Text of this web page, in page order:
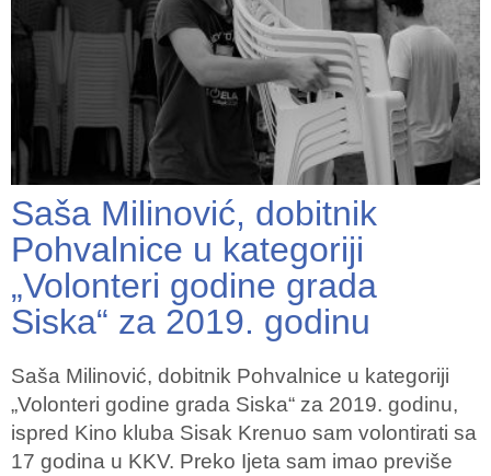
Saša Milinović, dobitnik
Pohvalnice u kategoriji
„Volonteri godine grada
Siska“ za 2019. godinu
Saša Milinović, dobitnik Pohvalnice u kategoriji
„Volonteri godine grada Siska“ za 2019. godinu,
ispred Kino kluba Sisak Krenuo sam volontirati sa
17 godina u KKV. Preko Ijeta sam imao previše